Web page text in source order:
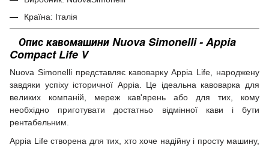
Країна: Італія
Опис кавомашини Nuova Simonelli - Appia
Compact Life V
Nuova Simonelli представляє кавоварку Appia Life, народжену
завдяки успіху історичної Appia. Це ідеальна кавоварка для
великих компаній, мереж кав'ярень або для тих, кому
необхідно приготувати достатньо відмінної кави і бути
рентабельним.
Appia Life створена для тих, хто хоче надійну і просту машину,